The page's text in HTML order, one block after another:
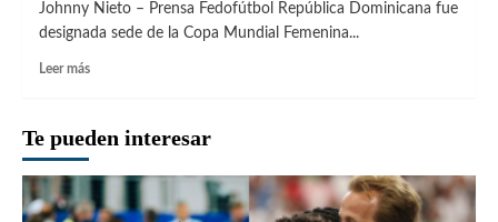
Johnny Nieto – Prensa Fedofútbol República Dominicana fue
designada sede de la Copa Mundial Femenina...
Leer másLeer
República
Dominicana
Copa
Te pueden interesar